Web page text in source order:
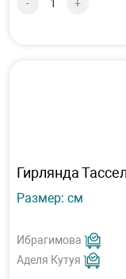
- +
Гирлянда
Размер: см
Ибрагимова
Аделя Кутуя